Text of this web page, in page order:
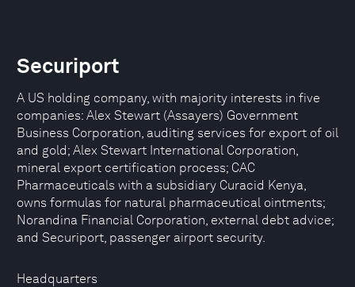
Headquarters
Securiport
A US holding company, with majority interests in five
companies: Alex Stewart (Assayers) Government
Business Corporation, auditing services for export of oil
and gold; Alex Stewart International Corporation,
mineral export certification process; CAC
Pharmaceuticals with a subsidiary Curacid Kenya,
owns formulas for natural pharmaceutical ointments;
Norandina Financial Corporation, external debt advice;
and Securiport, passenger airport security.